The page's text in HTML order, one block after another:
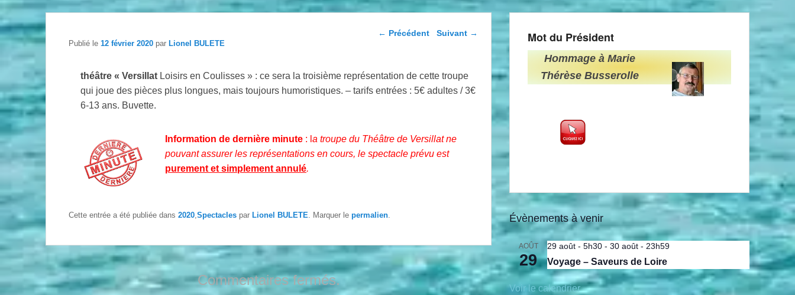
Navigation dans les
← Précédent Suivant →
Publié le 12 février 2020 par Lionel BULETE
théâtre « Versillat Loisirs en Coulisses » : ce sera la troisième représentation de cette troupe
qui joue des pièces plus longues, mais toujours humoristiques. – tarifs entrées : 5€ adultes / 3€
6-13 ans. Buvette.
Information de dernière minute : l a troupe du Théâtre de Versillat ne
pouvant assurer les représentations en cours, le spectacle prévu est
purement et simplement annulé.
Cette entrée a été publiée dans 2020,Spectacles par Lionel BULETE. Marquer le permalien.
Commentaires fermés.
Mot du Président
Hommage à Marie
Thérèse Busserolle
Évènements à venir
AOÛT
29
29 août - 5h30 - 30 août - 23h59
Voyage – Saveurs de Loire
Voir le calendrier